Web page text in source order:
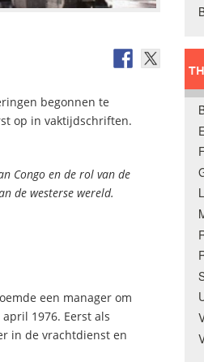
begonnen te
op in vaktijdschriften.
Congo en de rol van de
de westerse wereld.
een manager om
1976. Eerst als
in de vrachtdienst en